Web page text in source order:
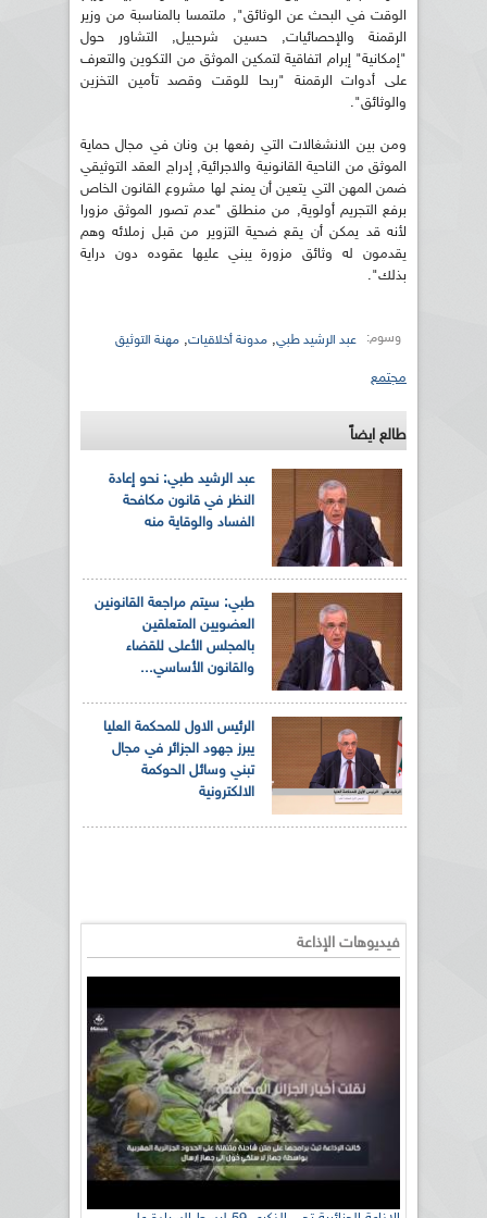
الوقت في البحث عن الوثائق", ملتمسا بالمناسبة من وزير
الرقمنة والإحصائيات, حسين شرحبيل, التشاور حول
"إمكانية" إبرام اتفاقية لتمكين الموثق من التكوين والتعرف
على أدوات الرقمنة "ربحا للوقت وقصد تأمين التخزين
والوثائق".
ومن بين الانشغالات التي رفعها بن ونان في مجال حماية
الموثق من الناحية القانونية والاجرائية, إدراج العقد التوثيقي
ضمن المهن التي يتعين أن يمنح لها مشروع القانون الخاص
برفع التجريم أولوية, من منطلق "عدم تصور الموثق مزورا
لأنه قد يمكن أن يقع ضحية التزوير من قبل زملائه وهم
يقدمون له وثائق مزورة يبني عليها عقوده دون دراية
بذلك".
وسوم: عبد الرشيد طبي, مدونة أخلاقيات, مهنة التوثيق
مجتمع
طالع ايضاً
عبد الرشيد طبي: نحو إعادة
النظر في قانون مكافحة
الفساد والوقاية منه
طبي: سيتم مراجعة القانونين
العضويين المتعلقين
بالمجلس الأعلى للقضاء
والقانون الأساسي...
الرئيس الاول للمحكمة العليا
يبرز جهود الجزائر في مجال
تبني وسائل الحوكمة
الالكترونية
فيديوهات الإذاعة